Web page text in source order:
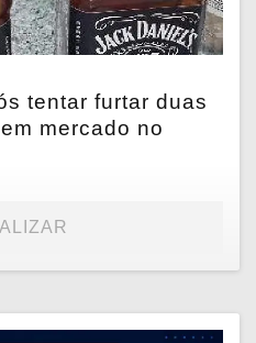
tentar furtar duas
mercado no